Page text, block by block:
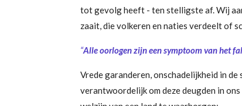
tot gevolg heeft - ten stelligste af. Wij
zaait, die volkeren en naties verdeelt of
“Alle oorlogen zijn een symptoom van het
Vrede garanderen, onschadelijkheid in
verantwoordelijk om deze deugden in